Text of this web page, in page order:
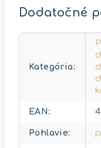
Dodatočné
Kategória:
EAN:
Pohlavie: